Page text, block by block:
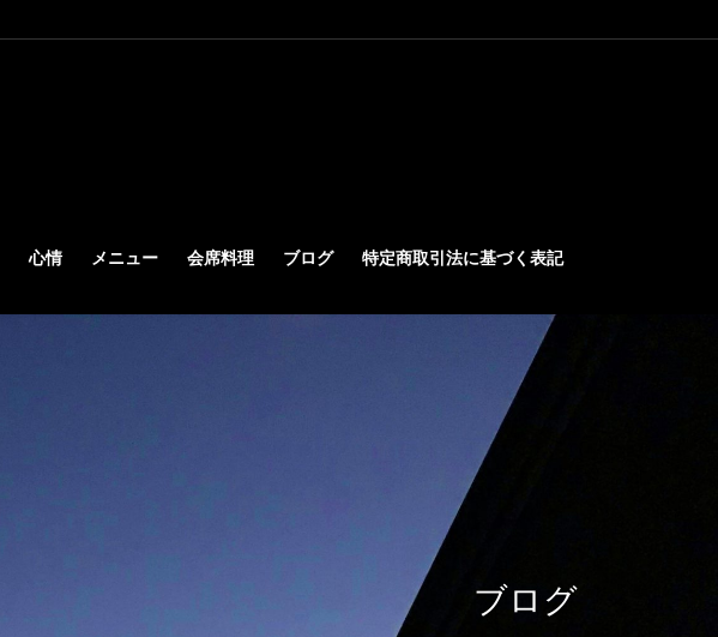
心情 メニュー 会席料理 ブログ 特定商取引法に基づく表記
ブログ